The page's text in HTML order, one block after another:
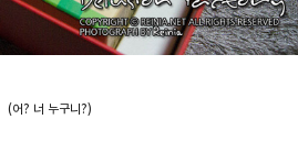
(어? 너 누구니?)